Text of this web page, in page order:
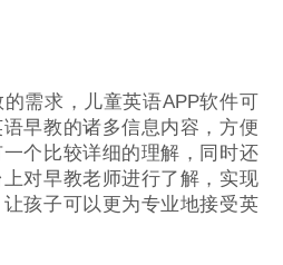
需求，儿童英语APP软件可
早教的诸多信息内容，方便
个比较详细的理解，同时还
对早教老师进行了解，实现
孩子可以更为专业地接受英